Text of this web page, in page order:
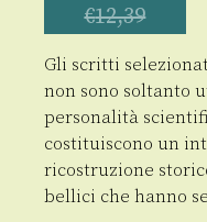
€12,39
Gli scritti
non sono soltanto
personalità
costituiscono un
ricostruzione
bellici che hanno